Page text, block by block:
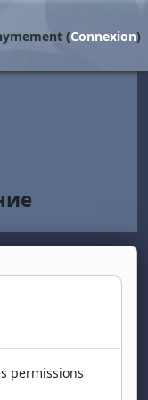
(Connexion)
permissions